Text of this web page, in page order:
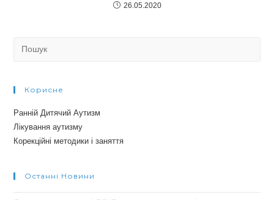
26.05.2020
Корисне
Ранній Дитячий Аутизм
Лікування аутизму
Корекційні методики і заняття
Останні Новини